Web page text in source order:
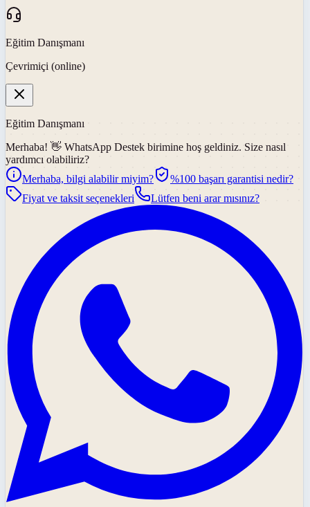
Eğitim Danışmanı
Çevrimiçi (online)
Eğitim Danışmanı
Merhaba! 👋 WhatsApp Destek birimine hoş geldiniz. Size nasıl
yardımcı olabiliriz?
Merhaba, bilgi alabilir miyim?
%100 başarı garantisi nedir?
Fiyat ve taksit seçenekleri
Lütfen beni arar mısınız?